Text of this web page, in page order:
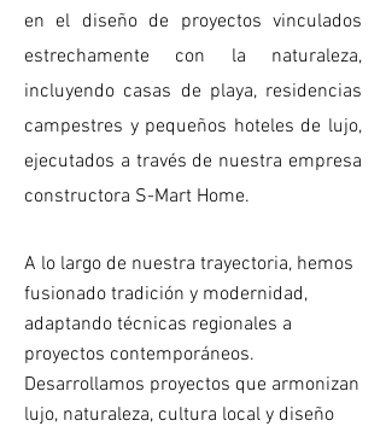
en el diseño de proyectos vinculados
estrechamente con la naturaleza,
incluyendo casas de playa, residencias
campestres y pequeños hoteles de lujo,
ejecutados a través de nuestra empresa
constructora S-Mart Home.
A lo largo de nuestra trayectoria, hemos
fusionado tradición y modernidad,
adaptando técnicas regionales a
proyectos contemporáneos.
Desarrollamos proyectos que armonizan
lujo, naturaleza, cultura local y diseño